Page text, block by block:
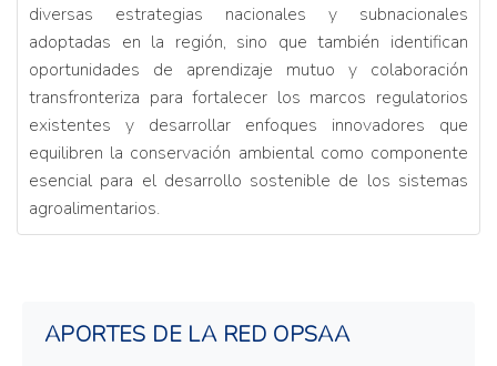
diversas estrategias nacionales y subnacionales
adoptadas en la región, sino que también identifican
oportunidades de aprendizaje mutuo y colaboración
transfronteriza para fortalecer los marcos regulatorios
existentes y desarrollar enfoques innovadores que
equilibren la conservación ambiental como componente
esencial para el desarrollo sostenible de los sistemas
agroalimentarios.
APORTES DE LA RED OPSAA